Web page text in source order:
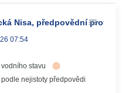
stavu
nejistoty předpovědi
Nisa, předpovědní profil
07:54